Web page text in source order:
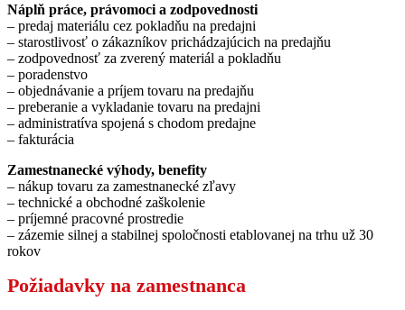
Náplň práce, právomoci a zodpovednosti
– predaj materiálu cez pokladňu na predajni
– starostlivosť o zákazníkov prichádzajúcich na predajňu
– zodpovednosť za zverený materiál a pokladňu
– poradenstvo
– objednávanie a príjem tovaru na predajňu
– preberanie a vykladanie tovaru na predajni
– administratíva spojená s chodom predajne
– fakturácia
Zamestnanecké výhody, benefity
– nákup tovaru za zamestnanecké zľavy
– technické a obchodné zaškolenie
– príjemné pracovné prostredie
– zázemie silnej a stabilnej spoločnosti etablovanej na trhu už 30
rokov
Požiadavky na zamestnanca